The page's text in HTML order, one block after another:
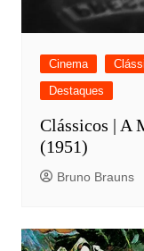
Cinema
Destaques
Clássicos | A
(1951)
Bruno Brauns